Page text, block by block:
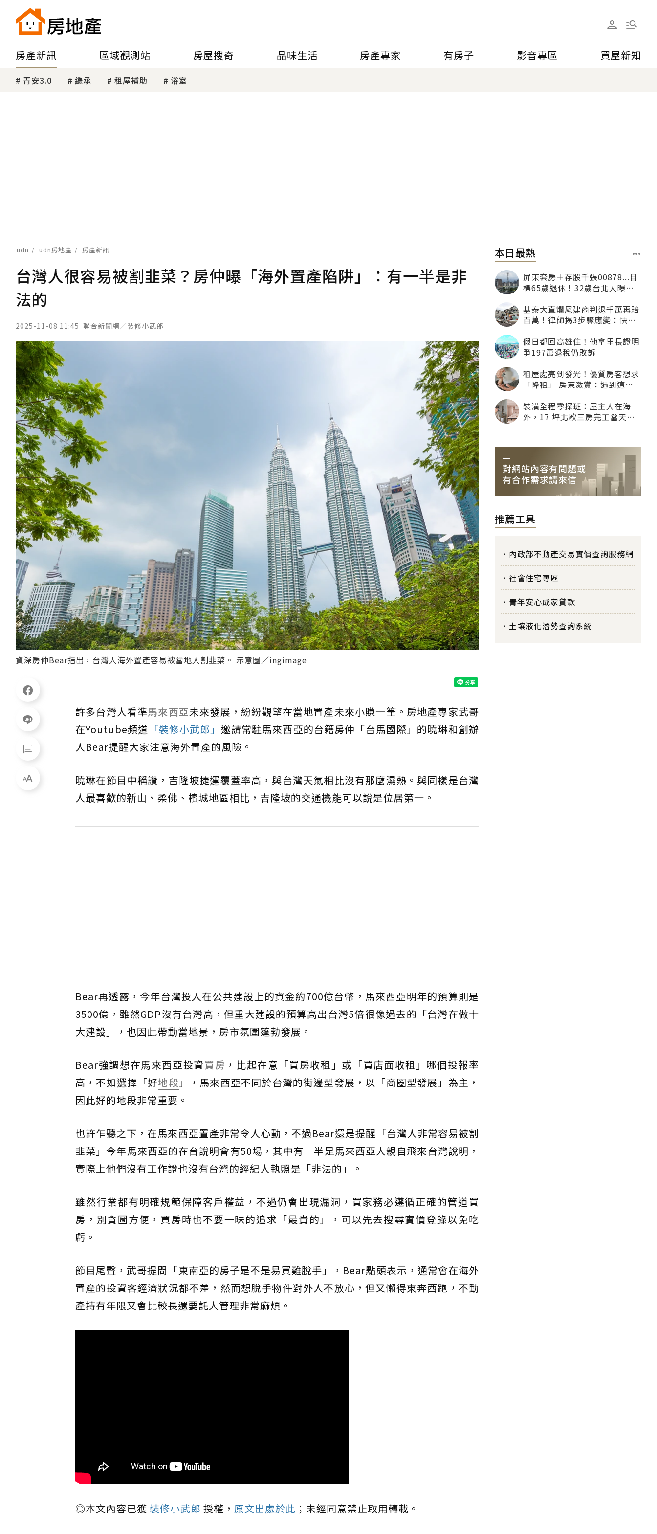
房產新訊 區域觀測站 房屋搜奇 品味生活 房產專家 有房子 影音專區 買屋新知
青安3.0 繼承 租屋補助 浴室
udn udn房地產 房產新訊
台灣人很容易被割韭菜？房仲曝「海外置產陷阱」：有一半是非
法的
2025-11-08 11:45 聯合新聞網／裝修小武郎
資深房仲Bear指出，台灣人海外置產容易被當地人割韭菜。 示意圖／ingimage
許多台灣人看準馬來西亞未來發展，紛紛觀望在當地置產未來小賺一筆。房地產專家武哥
在Youtube頻道 「裝修小武郎」 邀請常駐馬來西亞的台籍房仲「台馬國際」的曉琳和創辦
人Bear提醒大家注意海外置產的風險。
曉琳在節目中稱讚，吉隆坡捷運覆蓋率高，與台灣天氣相比沒有那麼濕熱。與同樣是台灣
人最喜歡的新山、柔佛、檳城地區相比，吉隆坡的交通機能可以說是位居第一。
Bear再透露，今年台灣投入在公共建設上的資金約700億台幣，馬來西亞明年的預算則是
3500億，雖然GDP沒有台灣高，但重大建設的預算高出台灣5倍很像過去的「台灣在做十
大建設」，也因此帶動當地景，房市氛圍蓬勃發展。
Bear強調想在馬來西亞投資買房 ，比起在意「買房收租」或「買店面收租」哪個投報率
高，不如選擇「好地段 」，馬來西亞不同於台灣的街邊型發展，以「商圈型發展」為主，
因此好的地段非常重要。
也許乍聽之下，在馬來西亞置產非常令人心動，不過Bear還是提醒「台灣人非常容易被割
韭菜」今年馬來西亞的在台說明會有50場，其中有一半是馬來西亞人親自飛來台灣說明，
實際上他們沒有工作證也沒有台灣的經紀人執照是「非法的」。
雖然行業都有明確規範保障客戶權益，不過仍會出現漏洞，買家務必遵循正確的管道買
房，別貪圖方便，買房時也不要一昧的追求「最貴的」，可以先去搜尋實價登錄以免吃
虧。
節目尾聲，武哥提問「東南亞的房子是不是易買難脫手」，Bear點頭表示，通常會在海外
置產的投資客經濟狀況都不差，然而想脫手物件對外人不放心，但又懶得東奔西跑，不動
產持有年限又會比較長還要託人管理非常麻煩。
◎本文內容已獲 裝修小武郎 授權， 原文出處於此 ；未經同意禁止取用轉載。
本日最熱
屏東套房＋存股千張00878...目
標65歲退休！32歲台北人曝：
基泰大直爛尾建商判退千萬再賠
百萬！律師揭3步驟應變：快通
假日都回高雄住！他拿里長證明
爭197萬退稅仍敗訴
租屋處亮到發光！優質房客想求
「降租」 房東激賞：遇到這種
裝潢全程零探班：屋主人在海
外，17 坪北歐三房完工當天才
推薦工具
內政部不動產交易實價查詢服務網
社會住宅專區
青年安心成家貸款
土壤液化潛勢查詢系統